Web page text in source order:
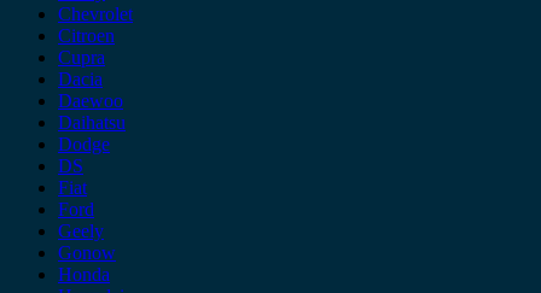
Chevrolet
Citroen
Cupra
Dacia
Daewoo
Daihatsu
Dodge
DS
Fiat
Ford
Geely
Gonow
Honda